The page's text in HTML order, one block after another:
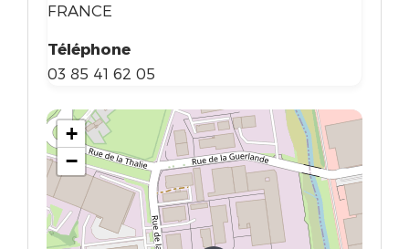
FRANCE
Téléphone
03 85 41 62 05
+
−